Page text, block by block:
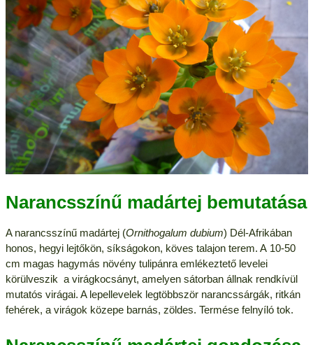
Narancsszínű madártej bemutatása
A narancsszínű madártej (Ornithogalum dubium) Dél-Afrikában
honos, hegyi lejtőkön, síkságokon, köves talajon terem. A 10-50
cm magas hagymás növény tulipánra emlékeztető levelei
körülveszik a virágkocsányt, amelyen sátorban állnak rendkívül
mutatós virágai. A lepellevelek legtöbbször narancssárgák, ritkán
fehérek, a virágok közepe barnás, zöldes. Termése felnyíló tok.